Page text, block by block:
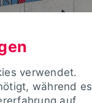
verwendet.
während es
auf